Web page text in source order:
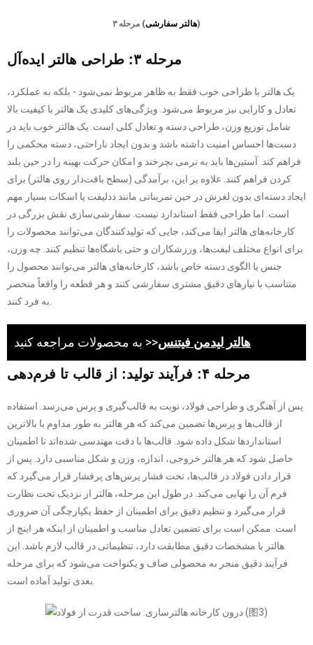
مرحله ۳ (هالتر سفارشی)
مرحله ۳: طراحی هالتر ایده‌آل
یک هالتر با طراحی خوب فقط به ظاهر مربوط نمی‌شود - بلکه به عملکرد،
تعادل و کارایی نیز مربوط می‌شود. ویژگی‌های کلیدی یک هالتر با کیفیت بالا
شامل توزیع وزن، طراحی دسته و تعادل کلی است. یک هالتر خوب باید در
دست‌ها احساس امنیت داشته باشد و بدون ایجاد ناراحتی، دسته محکمی را
فراهم کند. آستین‌ها باید به نرمی بچرخند و امکان حرکت بهینه را در حین بلند
کردن فراهم کنند. علاوه بر این، برآمدگی (سطح بافت‌دار روی هالتر) برای
ایجاد دسته‌ای بدون لغزش در حین تمریناتی مانند ددلیفت یا اسکات بسیار مهم
است. اما طراحی فقط استاندارد نیست. سفارشی‌سازی نقش بزرگی در
کارخانه‌های هالتر ایفا می‌کند، جایی که تولیدکنندگان می‌توانند محصولات را
برای انواع مختلف لیفت‌ها، ورزشکاران و حتی باشگاه‌ها تنظیم کنند. چه وزن،
جنس یا الگوی دسته خاص باشد، کارخانه‌های هالتر می‌توانند محصول را
متناسب با نیازهای دقیق مشتری سفارشی کنند و هر قطعه را واقعاً منحصر
به محصولات مراجعه کنید >>هالتر لیدمن فیتنس
مرحله ۴: فرآیند تولید: از قالب تا فرم‌دهی
پس از آهنگری و طراحی فولاد، نوبت به قالب‌گیری و پرس می‌رسد. استفاده
از قالب‌ها و پرس‌ها تضمین می‌کند که هر هالتر به طور مداوم با بالاترین
استانداردها شکل داده شود. قالب‌ها با دقت مهندسی شده‌اند تا اطمینان
حاصل شود که هر هالتر خروجی، اندازه، وزن و شکل مناسبی دارد. پس از
قرار دادن فولاد در قالب‌ها، تحت فشار پرس‌های پرفشار قرار می‌گیرد که
فرم آن را نهایی می‌کند. در طول این مرحله، هالتر از نزدیک تحت نظارت
قرار می‌گیرد و تنظیم دقیق برای اطمینان از حفظ یکپارچگی آن ضروری
است. ممکن است برای تضمین تعادل مناسب و اطمینان از اینکه هر اینچ از
هالتر با مشخصات دقیق مطابقت دارد، تنظیماتی در قالب لازم باشد. این
فرآیند دقیق منجر به محصولی صاف و یکنواخت می‌شود که برای مرحله